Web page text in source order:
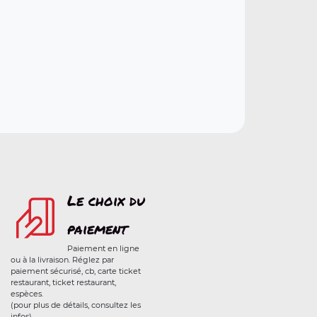
Le choix du
paiement
Paiement en ligne
ou à la livraison. Réglez par
paiement sécurisé, cb, carte ticket
restaurant, ticket restaurant,
espèces.
(pour plus de détails, consultez les